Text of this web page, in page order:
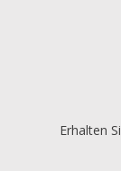
Erhalten